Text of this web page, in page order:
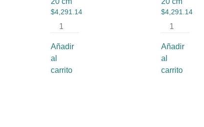
$4,291.14
Añadir
al
carrito
$4,291.14
Añadir
al
carrito